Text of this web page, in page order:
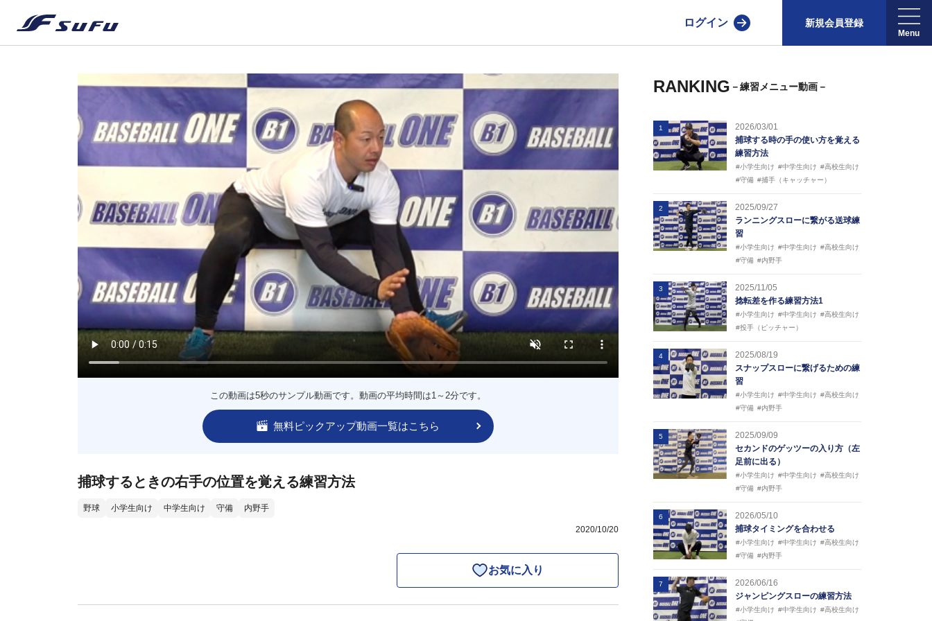
ログイン 新規会員登録
この動画は5秒のサンプル動画です。動画の平均時間は1～2分です。
無料ピックアップ動画一覧はこちら
捕球するときの右手の位置を覚える練習方法
野球 小学生向け 中学生向け 守備 内野手
2020/10/20
お気に入り
RANKING －練習メニュー動画－
1
2026/03/01
捕球する時の手の使い方を覚える
練習方法
#小学生向け #中学生向け #高校生向け
#守備 #捕手（キャッチャー）
2
2025/09/27
ランニングスローに繋がる送球練
習
#小学生向け #中学生向け #高校生向け
#守備 #内野手
3
2025/11/05
捻転差を作る練習方法1
#小学生向け #中学生向け #高校生向け
#投手（ピッチャー）
4
2025/08/19
スナップスローに繋げるための練
習
#小学生向け #中学生向け #高校生向け
#守備 #内野手
5
2025/09/09
セカンドのゲッツーの入り方（左
足前に出る）
#小学生向け #中学生向け #高校生向け
#守備 #内野手
6
2026/05/10
捕球タイミングを合わせる
#小学生向け #中学生向け #高校生向け
#守備 #内野手
7
2026/06/16
ジャンピングスローの練習方法
#小学生向け #中学生向け #高校生向け